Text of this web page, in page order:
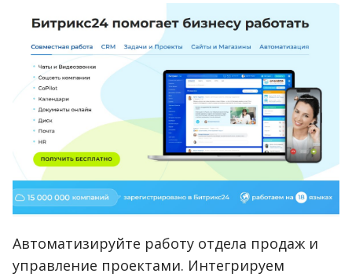
Автоматизируйте работу отдела продаж и
управление проектами. Интегрируем